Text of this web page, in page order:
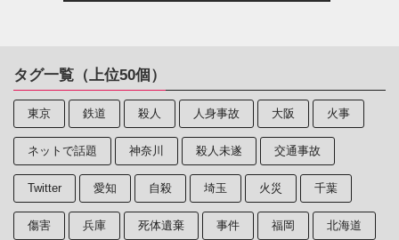
タグ一覧（上位50個）
東京 鉄道 殺人 人身事故 大阪 火事
ネットで話題 神奈川 殺人未遂 交通事故
Twitter 愛知 自殺 埼玉 火災 千葉
傷害 兵庫 死体遺棄 事件 福岡 北海道